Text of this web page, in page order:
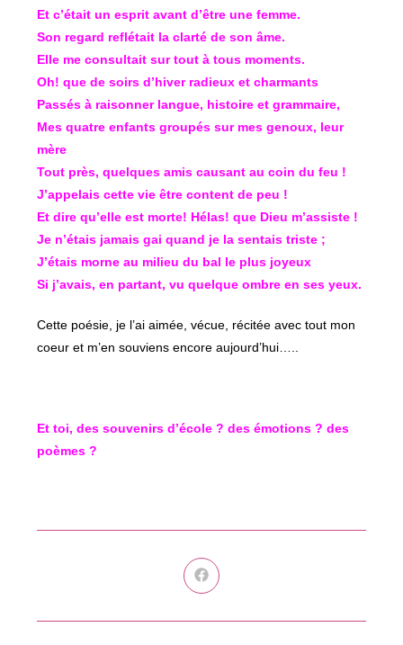
Et c’était un esprit avant d’être une femme.
Son regard reflétait la clarté de son âme.
Elle me consultait sur tout à tous moments.
Oh! que de soirs d’hiver radieux et charmants
Passés à raisonner langue, histoire et grammaire,
Mes quatre enfants groupés sur mes genoux, leur
mère
Tout près, quelques amis causant au coin du feu !
J’appelais cette vie être content de peu !
Et dire qu’elle est morte! Hélas! que Dieu m’assiste !
Je n’étais jamais gai quand je la sentais triste ;
J’étais morne au milieu du bal le plus joyeux
Si j’avais, en partant, vu quelque ombre en ses yeux.
Cette poésie, je l’ai aimée, vécue, récitée avec tout mon
coeur et m’en souviens encore aujourd’hui…..
Et toi, des souvenirs d’école ? des émotions ? des
poèmes ?
Ouvrir
dans
autre